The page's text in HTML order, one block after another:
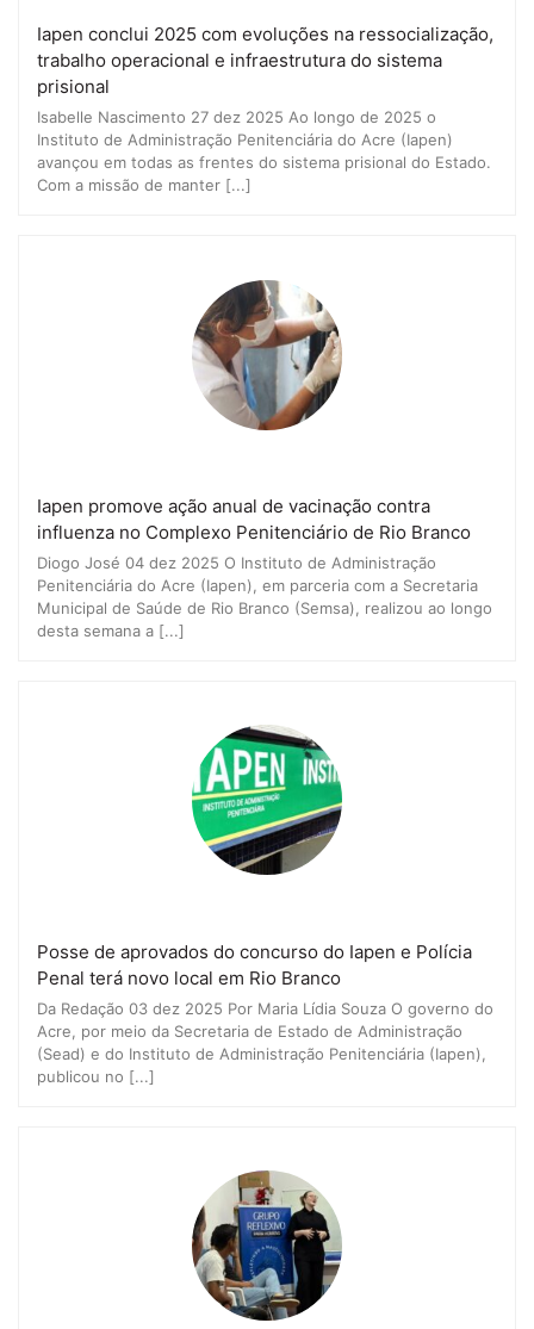
Iapen conclui 2025 com evoluções na ressocialização,
trabalho operacional e infraestrutura do sistema
prisional
Isabelle Nascimento 27 dez 2025 Ao longo de 2025 o
Instituto de Administração Penitenciária do Acre (Iapen)
avançou em todas as frentes do sistema prisional do Estado.
Com a missão de manter [...]
Iapen promove ação anual de vacinação contra
influenza no Complexo Penitenciário de Rio Branco
Diogo José 04 dez 2025 O Instituto de Administração
Penitenciária do Acre (Iapen), em parceria com a Secretaria
Municipal de Saúde de Rio Branco (Semsa), realizou ao longo
desta semana a [...]
Posse de aprovados do concurso do Iapen e Polícia
Penal terá novo local em Rio Branco
Da Redação 03 dez 2025 Por Maria Lídia Souza O governo do
Acre, por meio da Secretaria de Estado de Administração
(Sead) e do Instituto de Administração Penitenciária (Iapen),
publicou no [...]